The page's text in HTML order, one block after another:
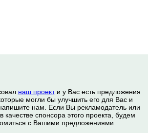
наш проекти у Вас есть предложения
могли бы улучшить его для Вас и
нам. Если Вы рекламодатель или
качестве спонсора этого проекта, будем
с Вашими предложениями